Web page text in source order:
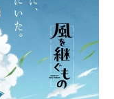
映画一覧
メ